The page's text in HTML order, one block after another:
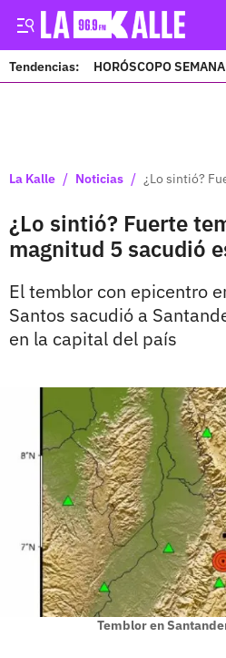
Tendencias: HORÓSCOPO
La Kalle / Noticias / ¿Lo sintió?
¿Lo sintió? Fuerte
magnitud 5 sacudió
El temblor con epicentro
Santos sacudió a
en la capital del país
Temblor en